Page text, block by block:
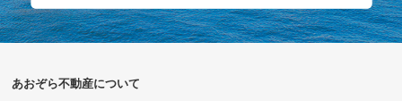
あおぞら不動産について